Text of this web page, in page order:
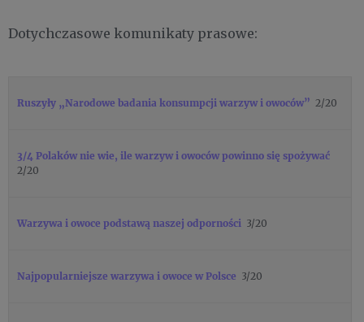
Dotychczasowe komunikaty prasowe:
Ruszyły „Narodowe badania konsumpcji warzyw i owoców” 2/20
3/4 Polaków nie wie, ile warzyw i owoców powinno się spożywać
2/20
Warzywa i owoce podstawą naszej odporności 3/20
Najpopularniejsze warzywa i owoce w Polsce 3/20